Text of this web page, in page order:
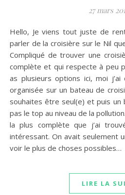
27 mars
Hello, Je viens tout juste de rentrer d’Égypte, je vais te
parler de la croisière sur le Nil
Compliqué de trouver une
complète et qui respecte à peu
as plusieurs options ici, moi
organisée sur un bateau de
souhaites être seul(e) et puis un
pas le top au niveau de la
la plus complète que j’ai
intéressant. On avait seulement
voir le plus de choses possibles…
LIRE LA